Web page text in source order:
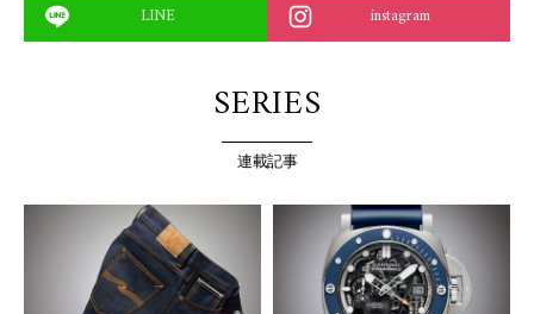
LINE
instagram
SERIES
連載記事